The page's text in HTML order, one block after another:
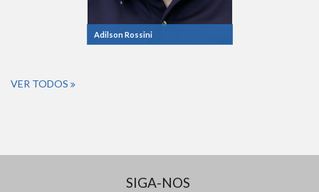
Adilson Rossini
VER TODOS
SIGA-NOS